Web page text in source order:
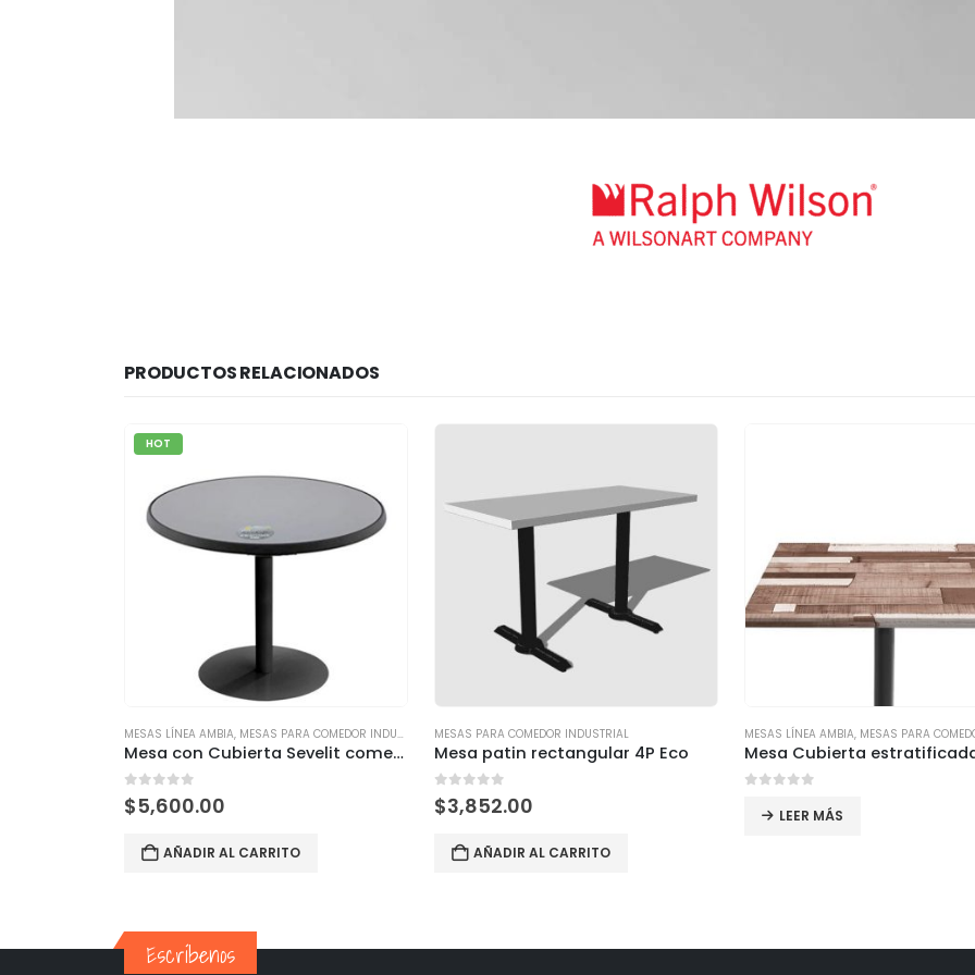
PRODUCTOS RELACIONADOS
HOT
MESAS LÍNEA AMBIA, MESAS PARA COMEDOR INDUSTRIAL
Mesa con Cubierta Sevelit comedor Industrial Gris
0 out of 5
$5,600.00
AÑADIR AL CARRITO
MESAS PARA COMEDOR INDUSTRIAL
Mesa patin rectangular 4P Eco
0 out of 5
$3,852.00
AÑADIR AL CARRITO
MESAS LÍNEA AMBIA, MESAS PARA COMEDOR
LEER MÁS
Escríbenos